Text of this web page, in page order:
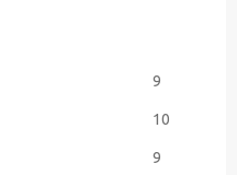
9
10
9